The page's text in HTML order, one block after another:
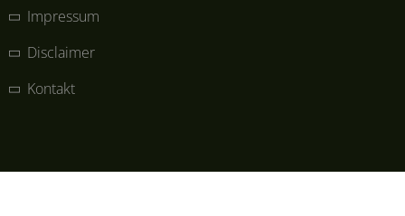
Impressum
Disclaimer
Kontakt